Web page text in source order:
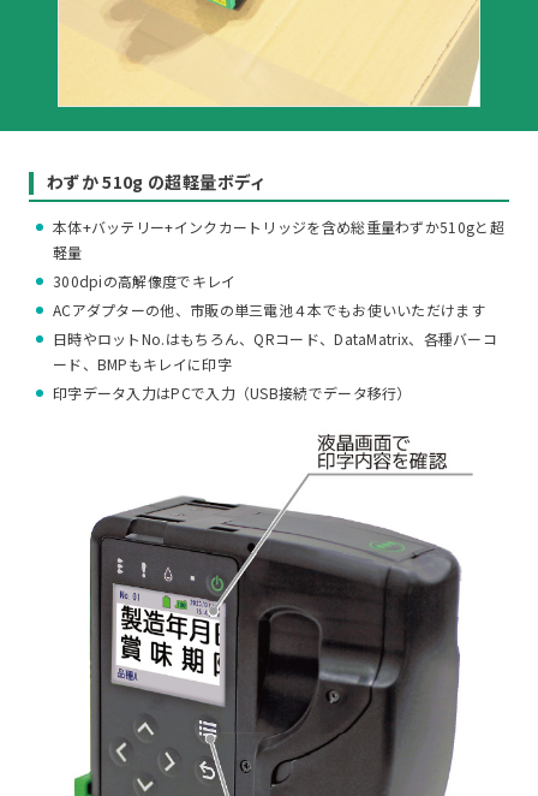
わずか 510g の超軽量ボディ
本体+バッテリー+インクカートリッジを含め総重量わずか510gと超
軽量
300dpiの高解像度でキレイ
ACアダプターの他、市販の単三電池４本でもお使いいただけます
日時やロットNo.はもちろん、QRコード、DataMatrix、各種バーコ
ード、BMPもキレイに印字
印字データ入力はPCで入力（USB接続でデータ移行）